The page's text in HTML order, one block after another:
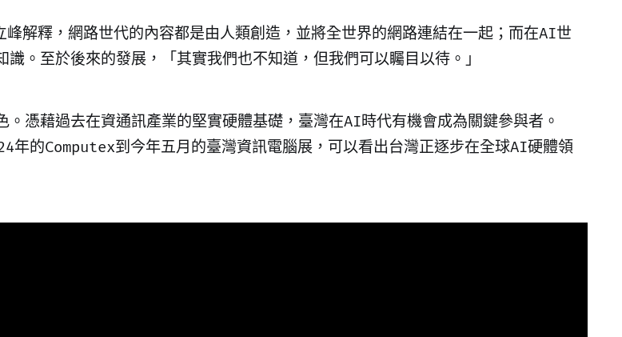
解釋，網路世代的內容都是由人類創造，並將全世界的網路連結在一起；而在AI世
。至於後來的發展，「其實我們也不知道，但我們可以矚目以待。」
憑藉過去在資通訊產業的堅實硬體基礎，臺灣在AI時代有機會成為關鍵參與者。
的Computex到今年五月的臺灣資訊電腦展，可以看出台灣正逐步在全球AI硬體領